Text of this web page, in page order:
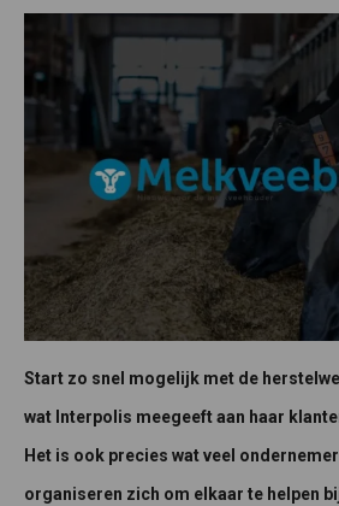
Start zo snel mogelijk met de
wat Interpolis meegeeft aan haar
Het is ook precies wat veel
organiseren zich om elkaar te helpen